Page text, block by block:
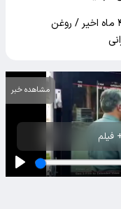
جهش ۶۸ درصدی قیمت مواد خوراکی در ۴ ماه اخیر / روغن
فیلم
مشاهده خبر